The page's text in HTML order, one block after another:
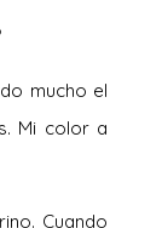
mucho el
Mi color a
Cuando